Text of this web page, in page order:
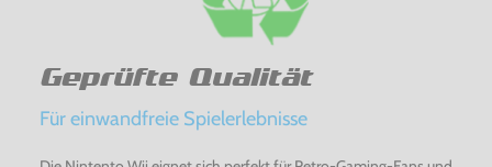
Geprüfte Qualität
Für einwandfreie Spielerlebnisse